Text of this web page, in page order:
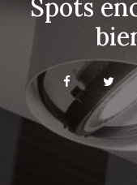
Spots